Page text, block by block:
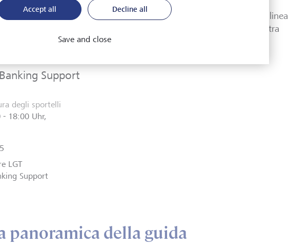
non avete trovato una risposta alla vostra domanda nella guida in linea
è a vostra
giorni feriali, dalle 8.00 alle 18.00.
Support
degli sportelli
18:00 Uhr,
LGT
Support
panoramica della guida
Accept all Decline all
Save and close